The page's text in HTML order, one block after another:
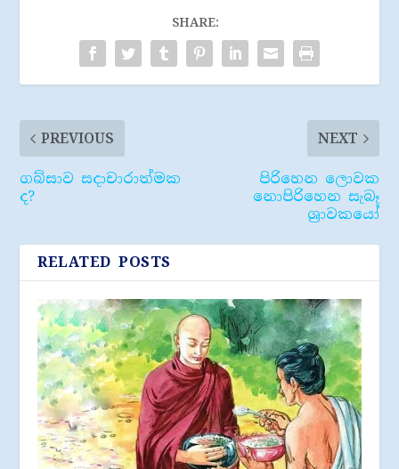
SHARE:
PREVIOUS
ගබ්සාව සදාචාරාත්මක
ද?
NEXT
පිරිහෙන ලොවක
නොපිරිහෙන සැබෑ
ශ්‍රාවකයෝ
RELATED POSTS